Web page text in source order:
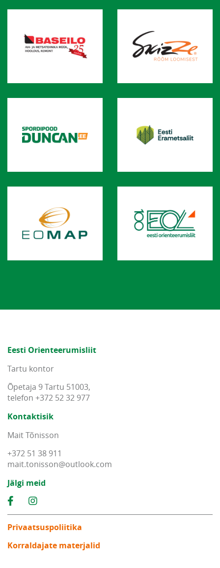
Eesti Orienteerumisliit
Tartu kontor
Õpetaja 9 Tartu 51003,
telefon +372 52 32 977
Kontaktisik
Mait Tõnisson
+372 51 38 911
mait.tonisson@outlook.com
Jälgi meid
Privaatsuspoliitika
Korraldajate materjalid